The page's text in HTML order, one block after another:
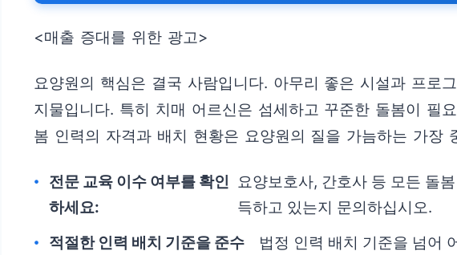
<매출 증대를 위한 광고>
요양원의 핵심은 결국 사람입니다. 아무리 좋은 시설과 프로
지물입니다. 특히 치매 어르신은 섬세하고 꾸준한 돌봄이 필
봄 인력의 자격과 배치 현황은 요양원의 질을 가늠하는 가장
전문 교육 이수 여부를 확인
하세요:
요양보호사, 간호사 등 모든 돌
득하고 있는지 문의하십시오.
적절한 인력 배치 기준을 준수
법정 인력 배치 기준을 넘어